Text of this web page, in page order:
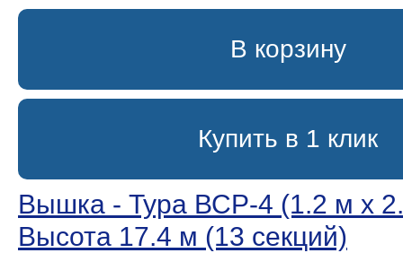
В корзину
Купить в 1 клик
Вышка - Тура ВСР-4 (1.2 м х
Высота 17.4 м (13 секций)